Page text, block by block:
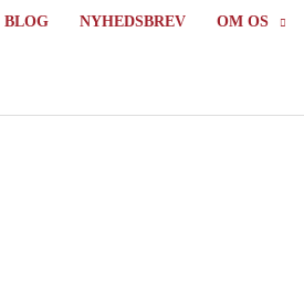
BLOG NYHEDSBREV OM OS